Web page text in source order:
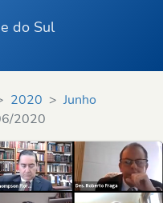
do Sul
2020
Junho
2020